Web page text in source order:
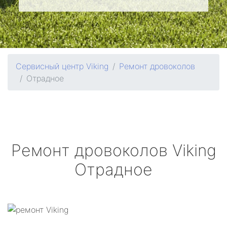
Сервисный центр Viking
Ремонт дровоколов
Отрадное
Ремонт дровоколов Viking
Отрадное